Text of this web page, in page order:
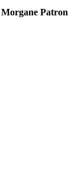
Morgane Patron